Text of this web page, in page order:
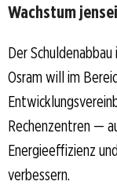
Wachstum
Der
Osram will im
Rechenzentren —
Energieeffizienz
verbessern.